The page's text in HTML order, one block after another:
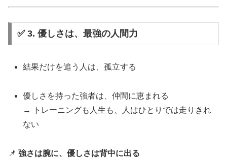
✅ 3. 優しさは、最強の人間力
結果だけを追う人は、孤立する
優しさを持った強者は、仲間に恵まれる
→ トレーニングも人生も、人はひとりでは走りきれ
ない
📌 強さは腕に、優しさは背中に出る